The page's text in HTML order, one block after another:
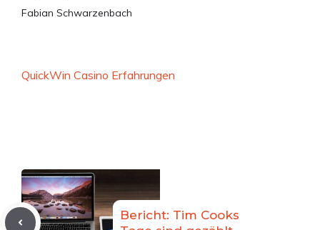
Fabian Schwarzenbach
QuickWin Casino Erfahrungen
Bericht: Tim Cooks